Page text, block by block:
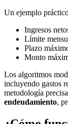
Un ejemplo
Ingresos
Límite
Plazo
Monto
Los algoritmos
incluyendo gastos
metodología
endeudamiento,